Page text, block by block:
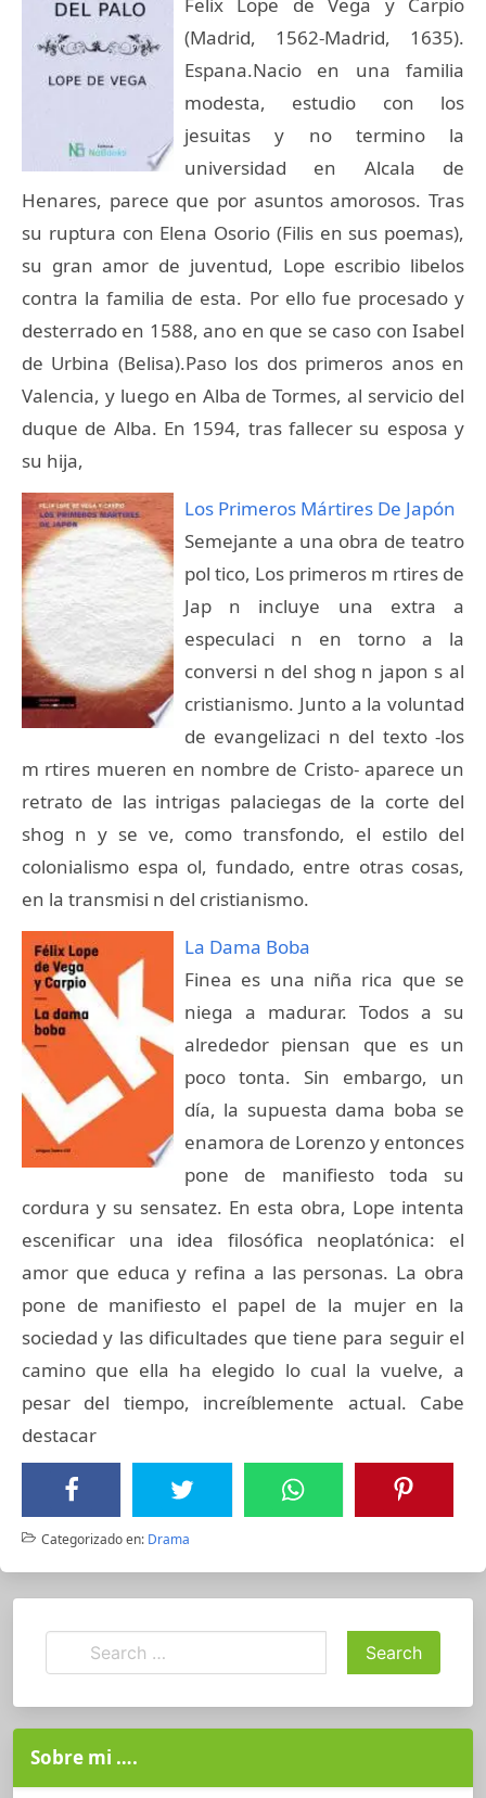
(Madrid, 1562-Madrid, 1635).
Espana.Nacio en una familia
modesta, estudio con los
jesuitas y no termino la
universidad en Alcala de
Henares, parece que por asuntos amorosos. Tras
su ruptura con Elena Osorio (Filis en sus poemas),
su gran amor de juventud, Lope escribio libelos
contra la familia de esta. Por ello fue procesado y
desterrado en 1588, ano en que se caso con Isabel
de Urbina (Belisa).Paso los dos primeros anos en
Valencia, y luego en Alba de Tormes, al servicio del
duque de Alba. En 1594, tras fallecer su esposa y
su hija,
Los Primeros Mártires De Japón
Semejante a una obra de teatro
pol tico, Los primeros m rtires de
Jap n incluye una extra a
especulaci n en torno a la
conversi n del shog n japon s al
cristianismo. Junto a la voluntad
de evangelizaci n del texto -los
m rtires mueren en nombre de Cristo- aparece un
retrato de las intrigas palaciegas de la corte del
shog n y se ve, como transfondo, el estilo del
colonialismo espa ol, fundado, entre otras cosas,
en la transmisi n del cristianismo.
La Dama Boba
Finea es una niña rica que se
niega a madurar. Todos a su
alrededor piensan que es un
poco tonta. Sin embargo, un
día, la supuesta dama boba se
enamora de Lorenzo y entonces
pone de manifiesto toda su
cordura y su sensatez. En esta obra, Lope intenta
escenificar una idea filosófica neoplatónica: el
amor que educa y refina a las personas. La obra
pone de manifiesto el papel de la mujer en la
sociedad y las dificultades que tiene para seguir el
camino que ella ha elegido lo cual la vuelve, a
pesar del tiempo, increíblemente actual. Cabe
destacar
Categorizado en: Drama
Sobre mi ….